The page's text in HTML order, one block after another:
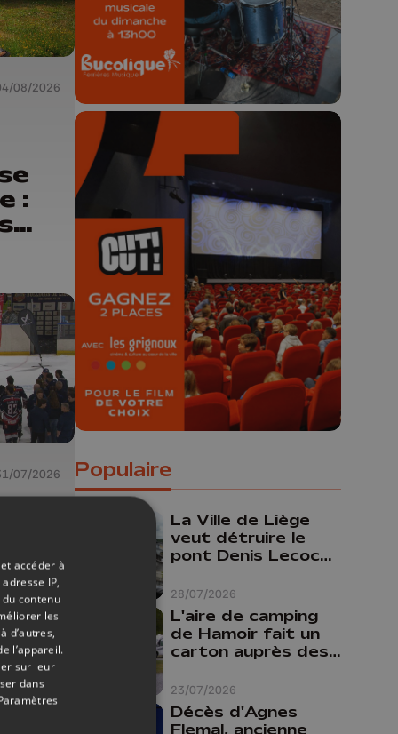
08/2026
:
07/2026
de
le
23h59.
🎬 Concours CUT x
Les Grignoux ✨
Concours permanent - 2 places à
gagner chaque semaine !
Populaire
28/07/2026
La Ville de Liège
veut détruire le
pont Denis Lecocq
budget pour le
faire
23/07/2026
L'aire de camping
de Hamoir fait un
carton auprès des
Décès d'Agnes
Flemal, ancienne
accéder à
IP,
contenu
les
d’autres,
l’appareil.
sur leur
dans